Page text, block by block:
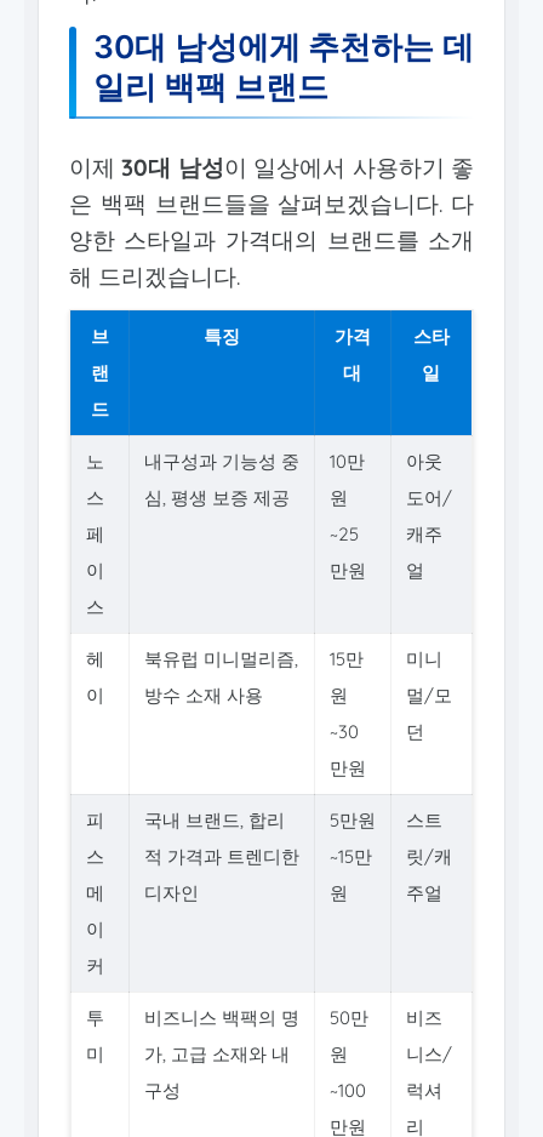
30대 남성에게 추천하는 데
일리 백팩 브랜드
이제30대 남성이 일상에서 사용하기 좋
은 백팩 브랜드들을 살펴보겠습니다. 다
양한 스타일과 가격대의 브랜드를 소개
해 드리겠습니다.
브
랜
드
특징
가격
대
스타
일
노
스
페
이
스
내구성과 기능성 중
심, 평생 보증 제공
10만
원
~25
만원
아웃
도어/
캐주
얼
헤
이
북유럽 미니멀리즘,
방수 소재 사용
15만
원
~30
만원
미니
멀/모
던
피
스
메
이
커
국내 브랜드, 합리
적 가격과 트렌디한
디자인
5만원
~15만
원
스트
릿/캐
주얼
투
미
비즈니스 백팩의 명
가, 고급 소재와 내
구성
50만
원
~100
만원
비즈
니스/
럭셔
리